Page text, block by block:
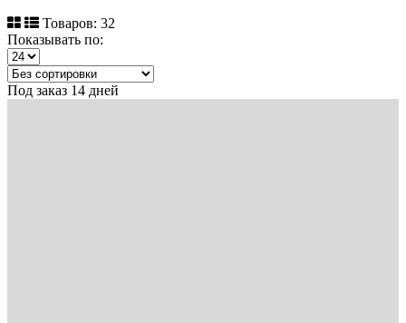
Товаров: 32
Показывать по:
Под заказ 14 дней